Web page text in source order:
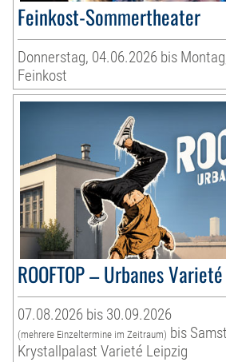
Feinkost-Sommertheater
Donnerstag, 04.06.2026 bis
Feinkost
ROOFTOP – Urbanes Varieté
07.08.2026 bis 30.09.2026
(mehrere Einzeltermine im Zeitraum) bis
Krystallpalast Varieté Leipzig